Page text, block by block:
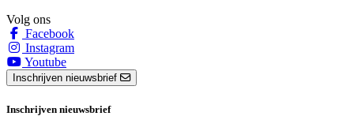
Volg ons
Facebook
Instagram
Youtube
Inschrijven nieuwsbrief
Inschrijven nieuwsbrief